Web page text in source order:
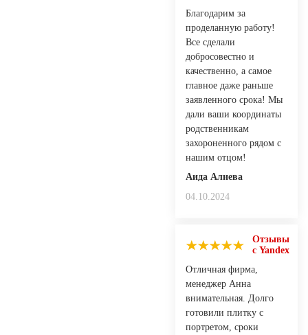
Благодарим за
проделанную работу!
Все сделали
добросовестно и
качественно, а самое
главное даже раньше
заявленного срока! Мы
дали ваши координаты
родственникам
захороненного рядом с
нашим отцом!
Аида Алиева
04.10.2024
Отзывы
с Yandex
Отличная фирма,
менеджер Анна
внимательная. Долго
готовили плитку с
портретом, сроки